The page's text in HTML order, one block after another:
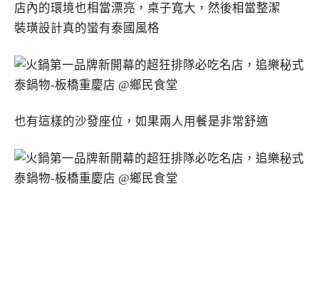
店內的環境也相當漂亮，桌子寬大，然後相當整潔
裝璜設計真的蠻有泰國風格
也有這樣的沙發座位，如果兩人用餐是非常舒適